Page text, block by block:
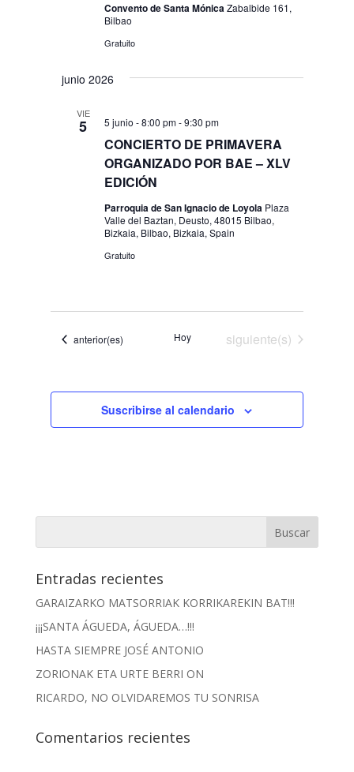
Convento de Santa MónicaZabalbide 161,
Bilbao
Gratuito
junio 2026
VIE
5
CONCIERTO DE PRIMAVERA
ORGANIZADO POR BAE – XLV
EDICIÓN
5 junio - 8:00 pm-9:30 pm
Parroquia de San Ignacio de Loyola Plaza
Valle del Baztan, Deusto, 48015 Bilbao,
Bizkaia, Bilbao, Bizkaia, Spain
Gratuito
Eventos
anterior(es) Hoy Eventos
siguiente(s)
Suscribirse al calendario
Entradas recientes
GARAIZARKO MATSORRIAK KORRIKAREKIN BAT!!!
¡¡¡SANTA ÁGUEDA, ÁGUEDA…!!!
HASTA SIEMPRE JOSÉ ANTONIO
ZORIONAK ETA URTE BERRI ON
RICARDO, NO OLVIDAREMOS TU SONRISA
Comentarios recientes